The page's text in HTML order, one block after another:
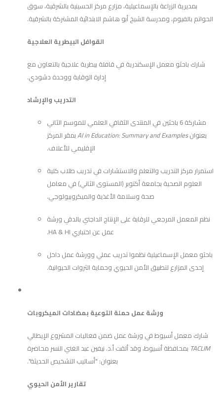
بمديرية الزراعة بالإسماعيلية، مزارع مركز الحسينية بالشرقية، سوق
الحواتم بالفيوم، ومدرسة الشيخ أبو هاشم الابتدائية المشتركة بالشرقية.
القوافل البيطرية العلاجية
شارك باحثو معمل الإسكندرية في قافلة بيطرية علاجية بالتعاون مع
إدارة الوقاية ووحدة دشودي.
التدريب والإرشاد
مشاركة 6 باحثين في المنتدى الثقافي العلمي للموسم الثاني
بعنوانAI in Education: Summary and Examplesبمقر المركز
الإقليمي للأعلاف.
استمرار مركز التدريب والتعلم والاستشارات في تدريب طلاب كلية
العلوم الصحية بجامعة أكتوبر (المستوى الثاني) في معامل
صحة وسلامة الأغذية والميكروبيولوجي.
نظم المعمل المرجعي للرقابة على الإنتاج الداجني بالدقي ورشة
عمل عن اختباري HA & HI.
باحثو معمل الإسماعيلية نظموا تدريب عملي وورشة عمل داخل
إحدى المزارع لتطبيق الأمن الحيوي وحماية الثروات الحيوانية.
ورشة عمل حملة التوعية بمضادات الميكروبات
شارك معمل أسيوط في ورشة عمل ضمن فعاليات المشروع الإيطالي
TACLIM بمحافظة أسيوط، وقد ألقت أ.د. نيفين عبد الغني النسر محاضرة
بعنوان: "أساليب التشخيص الحديثة".
تقارير الأمن الحيوي